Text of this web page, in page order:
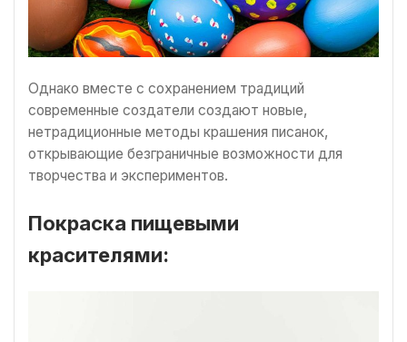
Однако вместе с сохранением традиций
современные создатели создают новые,
нетрадиционные методы крашения писанок,
открывающие безграничные возможности для
творчества и экспериментов.
Покраска пищевыми
красителями: